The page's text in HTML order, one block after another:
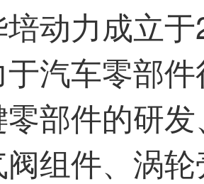
培动力成立
汽车零部
部件的研
组件、涡